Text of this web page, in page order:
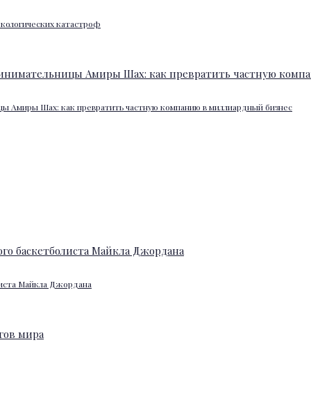
катастроф
Амиры Шах: как превратить частную компанию в миллиардный бизнес
Майкла Джордана